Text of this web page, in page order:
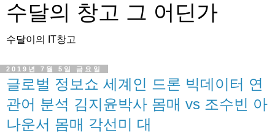
수달의 창고 그 어딘가
수달이의 IT창고
2019년 7월 5일 금요일
글로벌 정보쇼 세계인 드론 빅데이터 연
관어 분석 김지윤박사 몸매 vs 조수빈 아
나운서 몸매 각선미 대